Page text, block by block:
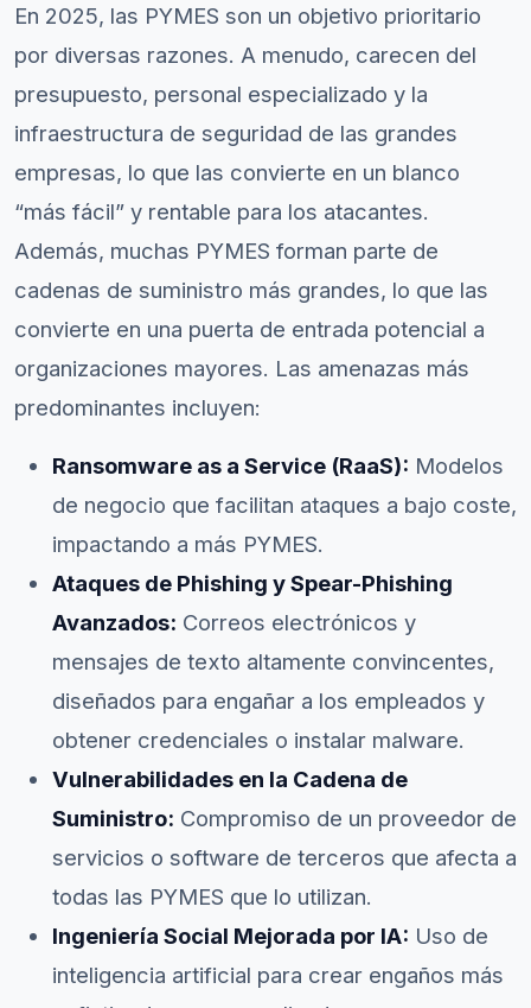
En 2025, las PYMES son un objetivo prioritario
por diversas razones. A menudo, carecen del
presupuesto, personal especializado y la
infraestructura de seguridad de las grandes
empresas, lo que las convierte en un blanco
“más fácil” y rentable para los atacantes.
Además, muchas PYMES forman parte de
cadenas de suministro más grandes, lo que las
convierte en una puerta de entrada potencial a
organizaciones mayores. Las amenazas más
predominantes incluyen:
Ransomware as a Service (RaaS): Modelos
de negocio que facilitan ataques a bajo coste,
impactando a más PYMES.
Ataques de Phishing y Spear-Phishing
Avanzados: Correos electrónicos y
mensajes de texto altamente convincentes,
diseñados para engañar a los empleados y
obtener credenciales o instalar malware.
Vulnerabilidades en la Cadena de
Suministro: Compromiso de un proveedor de
servicios o software de terceros que afecta a
todas las PYMES que lo utilizan.
Ingeniería Social Mejorada por IA: Uso de
inteligencia artificial para crear engaños más